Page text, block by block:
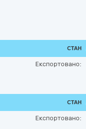
СТАН
Експортовано:
СТАН
Експортовано: